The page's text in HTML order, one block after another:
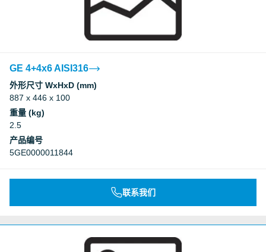
GE 4+4x6 AISI316
外形尺寸 WxHxD (mm)
887 x 446 x 100
重量 (kg)
2.5
产品编号
5GE0000011844
联系我们